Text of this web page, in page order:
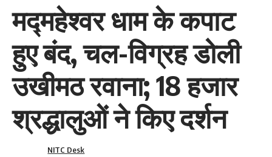
मद्महेश्वर धाम के कपाट
हुए बंद, चल-विग्रह डोली
उखीमठ रवाना; 18 हजार
श्रद्धालुओं ने किए दर्शन
NITC Desk